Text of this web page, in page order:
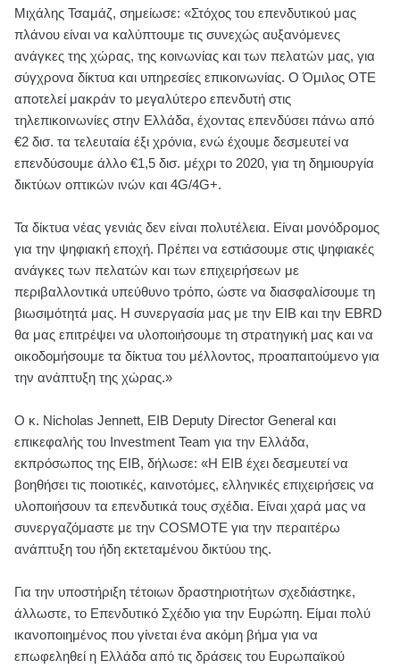
Μιχάλης Τσαμάζ, σημείωσε: «Στόχος του επενδυτικού μας
πλάνου είναι να καλύπτουμε τις συνεχώς αυξανόμενες
ανάγκες της χώρας, της κοινωνίας και των πελατών μας, για
σύγχρονα δίκτυα και υπηρεσίες επικοινωνίας. Ο Όμιλος ΟΤΕ
αποτελεί μακράν το μεγαλύτερο επενδυτή στις
τηλεπικοινωνίες στην Ελλάδα, έχοντας επενδύσει πάνω από
€2 δισ. τα τελευταία έξι χρόνια, ενώ έχουμε δεσμευτεί να
επενδύσουμε άλλο €1,5 δισ. μέχρι το 2020, για τη δημιουργία
δικτύων οπτικών ινών και 4G/4G+.
Τα δίκτυα νέας γενιάς δεν είναι πολυτέλεια. Είναι μονόδρομος
για την ψηφιακή εποχή. Πρέπει να εστιάσουμε στις ψηφιακές
ανάγκες των πελατών και των επιχειρήσεων με
περιβαλλοντικά υπεύθυνο τρόπο, ώστε να διασφαλίσουμε τη
βιωσιμότητά μας. Η συνεργασία μας με την EIB και την EBRD
θα μας επιτρέψει να υλοποιήσουμε τη στρατηγική μας και να
οικοδομήσουμε τα δίκτυα του μέλλοντος, προαπαιτούμενο για
την ανάπτυξη της χώρας.»
Ο κ. Nicholas Jennett, EIB Deputy Director General και
επικεφαλής του Investment Team για την Ελλάδα,
εκπρόσωπος της ΕΙΒ, δήλωσε: «Η ΕΙΒ έχει δεσμευτεί να
βοηθήσει τις ποιοτικές, καινοτόμες, ελληνικές επιχειρήσεις να
υλοποιήσουν τα επενδυτικά τους σχέδια. Είναι χαρά μας να
συνεργαζόμαστε με την COSMOTE για την περαιτέρω
ανάπτυξη του ήδη εκτεταμένου δικτύου της.
Για την υποστήριξη τέτοιων δραστηριοτήτων σχεδιάστηκε,
άλλωστε, το Επενδυτικό Σχέδιο για την Ευρώπη. Είμαι πολύ
ικανοποιημένος που γίνεται ένα ακόμη βήμα για να
επωφεληθεί η Ελλάδα από τις δράσεις του Ευρωπαϊκού